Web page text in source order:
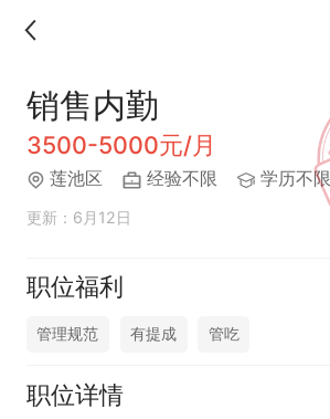
销售内勤
3500-5000元/月
莲池区 经验不限 学历不限
更新：6月12日
职位福利
管理规范 有提成 管吃
职位详情